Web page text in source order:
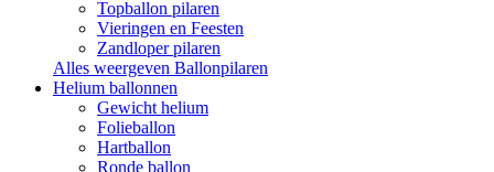
Topballon pilaren
Vieringen en Feesten
Zandloper pilaren
Alles weergeven Ballonpilaren
Helium ballonnen
Gewicht helium
Folieballon
Hartballon
Ronde ballon